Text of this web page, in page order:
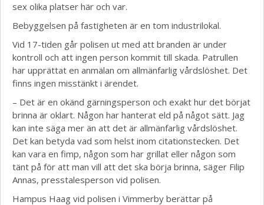
sex olika platser här och var.
Bebyggelsen på fastigheten är en tom industrilokal.
Vid 17-tiden går polisen ut med att branden är under
kontroll och att ingen person kommit till skada. Patrullen
har upprättat en anmälan om allmänfarlig vårdslöshet. Det
finns ingen misstänkt i ärendet.
– Det är en okänd gärningsperson och exakt hur det börjat
brinna är oklart. Någon har hanterat eld på något sätt. Jag
kan inte säga mer än att det är allmänfarlig vårdslöshet.
Det kan betyda vad som helst inom citationstecken. Det
kan vara en fimp, någon som har grillat eller någon som
tänt på för att man vill att det ska börja brinna, säger Filip
Annas, presstalesperson vid polisen.
Hampus Haag vid polisen i Vimmerby berättar på